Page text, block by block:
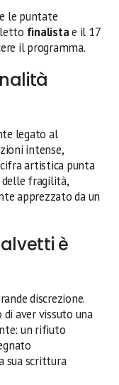
le puntate
finalistae il 17
il programma.
legato al
intense,
artistica punta
delle fragilità,
apprezzato da un
è
discrezione.
aver vissuto una
un rifiuto
sua scrittura